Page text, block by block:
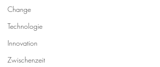
Change
Technologie
Innovation
Zwischenzeit